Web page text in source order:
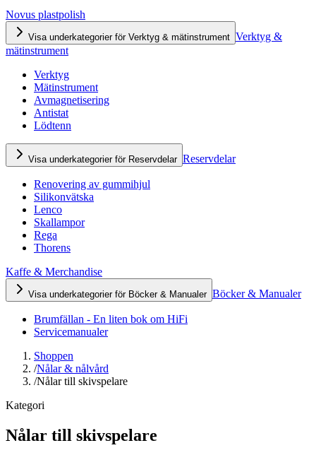
Novus plastpolish
Visa underkategorier för Verktyg & mätinstrument Verktyg &
mätinstrument
Verktyg
Mätinstrument
Avmagnetisering
Antistat
Lödtenn
Visa underkategorier för Reservdelar Reservdelar
Renovering av gummihjul
Silikonvätska
Lenco
Skallampor
Rega
Thorens
Kaffe & Merchandise
Visa underkategorier för Böcker & Manualer Böcker & Manualer
Brumfällan - En liten bok om HiFi
Servicemanualer
Shoppen
/Nålar & nålvård
/Nålar till skivspelare
Kategori
Nålar till skivspelare